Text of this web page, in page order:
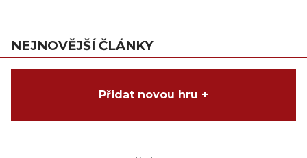
NEJNOVĚJŠÍ ČLÁNKY
Přidat novou hru +